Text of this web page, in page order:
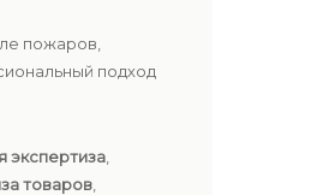
пожаров,
подход
экспертиза
товаров